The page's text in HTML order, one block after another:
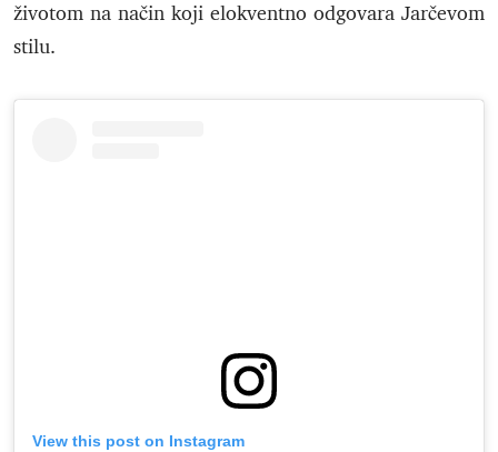
životom na način koji elokventno odgovara Jarčevom
stilu.
View this post on Instagram